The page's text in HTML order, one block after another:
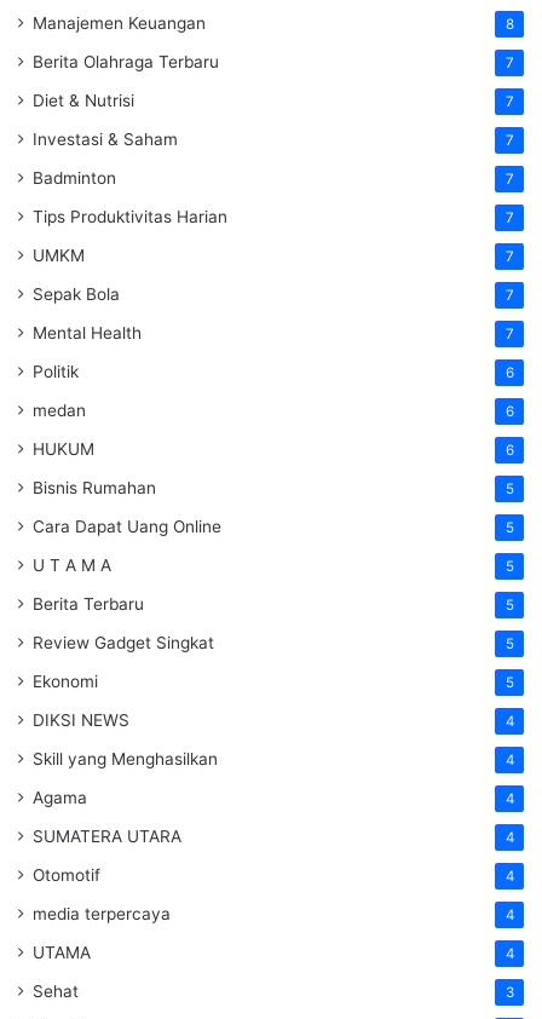
Manajemen Keuangan 8
Berita Olahraga Terbaru 7
Diet & Nutrisi 7
Investasi & Saham 7
Badminton 7
Tips Produktivitas Harian 7
UMKM 7
Sepak Bola 7
Mental Health 7
Politik 6
medan 6
HUKUM 6
Bisnis Rumahan 5
Cara Dapat Uang Online 5
U T A M A 5
Berita Terbaru 5
Review Gadget Singkat 5
Ekonomi 5
DIKSI NEWS 4
Skill yang Menghasilkan 4
Agama 4
SUMATERA UTARA 4
Otomotif 4
media terpercaya 4
UTAMA 4
Sehat 3